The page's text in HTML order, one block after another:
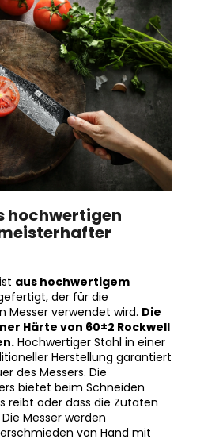
hochwertigen
der für die
Messer verwendet wird.
Härte von 60±2 Rockwell
Hochwertiger Stahl in einer
Herstellung garantiert
des Messers. Die
bietet beim Schneiden
reibt oder dass die Zutaten
Messer werden
von Hand mit
± 1° geschliffen.